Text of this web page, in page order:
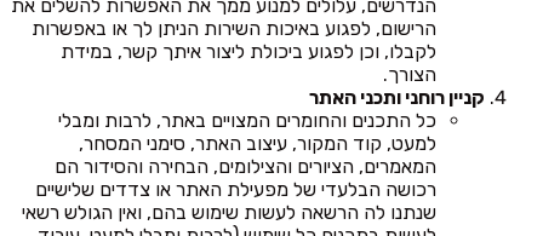
הנדרשים, עלולים למנוע ממך את האפשרות להשלים את
הרישום, לפגוע באיכות השירות הניתן לך או באפשרות
לקבלו, וכן לפגוע ביכולת ליצור איתך קשר, במידת
הצורך.
קניין רוחני ותכני האתר
כל התכנים והחומרים המצויים באתר, לרבות ומבלי
למעט, קוד המקור, עיצוב האתר, סימני המסחר,
המאמרים, הציורים והצילומים, הבחירה והסידור הם
רכושה הבלעדי של מפעילת האתר או צדדים שלישיים
שנתנו לה הרשאה לעשות שימוש בהם, ואין הגולש רשאי